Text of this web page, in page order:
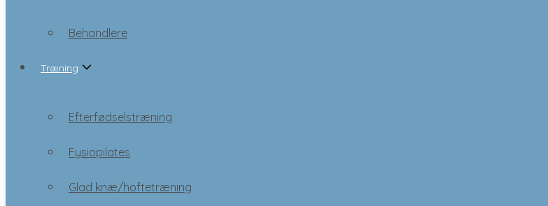
Træning
Fysiopilates
Glad knæ/hoftetræning
Glad ryg
Behandlere
Træning
Efterfødselstræning
Fysiopilates
Glad knæ/hoftetræning